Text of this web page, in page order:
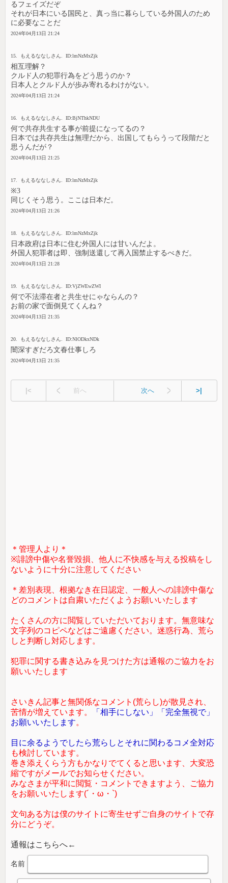
るフェイズだぞ
それが日本にいる国民と、真っ当に暮らしている外国人のため
に必要なことだ
2024年04月13日 21:24
15. もえるななしさん. ID:lmNzMxZjk
相互理解？
クルド人の犯罪行為をどう思うのか？
日本人とクルド人が歩み寄れるわけがない。
2024年04月13日 21:24
16. もえるななしさん. ID:BjNThkNDU
何で共存共生する事が前提になってるの？
日本では共存共生は無理だから、出国してもらうって段階だと
思うんだが？
2024年04月13日 21:25
17. もえるななしさん. ID:lmNzMxZjk
※3
同じくそう思う。ここは日本だ。
2024年04月13日 21:26
18. もえるななしさん. ID:lmNzMxZjk
日本政府は日本に住む外国人には甘いんだよ。
外国人犯罪者は即、強制送還して再入国禁止するべきだ。
2024年04月13日 21:28
19. もえるななしさん. ID:VjZWEwZWI
何で不法滞在者と共生せにゃならんの？
お前の家で面倒見てくんね？
2024年04月13日 21:35
20. もえるななしさん. ID:NlODkxNDk
闇深すぎだろ文春仕事しろ
2024年04月13日 21:35
|< 前へ 次へ >|
＊管理人より＊
※誹謗中傷や名誉毀損、他人に不快感を与える投稿をし
ないように十分に注意してください
＊差別表現、根拠なき在日認定、一般人への誹謗中傷な
どのコメントは自粛いただくようお願いいたします
たくさんの方に閲覧していただいております。無意味な
文字列のコピペなどはご遠慮ください。迷惑行為、荒ら
しと判断し対応します。
犯罪に関する書き込みを見つけた方は通報のご協力をお
願いいたします
さいきん記事と無関係なコメント(荒らし)が散見され、
苦情が増えています。
「相手にしない」「完全無視で」
お願いいたします。
目に余るようでしたら荒らしとそれに関わるコメ全対応
も検討しています。
巻き添えくらう方もかなりでてくると思います、大変恐
縮ですがメールでお知らせください。
みなさまが平和に閲覧・コメントできますよう、ご協力
をお願いいたします(´・ω・`)
文句ある方は僕のサイトに寄生せずご自身のサイトで存
分にどうぞ。
通報はこちらへ←
名前